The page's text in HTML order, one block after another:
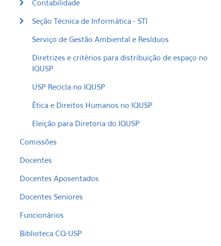
Contabilidade
Seção Técnica de Informática - STI
Serviço de Gestão Ambiental e Resíduos
Diretrizes e critérios para distribuição de espaço no
IQUSP
USP Recicla no IQUSP
Ética e Direitos Humanos no IQUSP
Eleição para Diretoria do IQUSP
Comissões
Docentes
Docentes Aposentados
Docentes Seniores
Funcionários
Biblioteca CQ-USP